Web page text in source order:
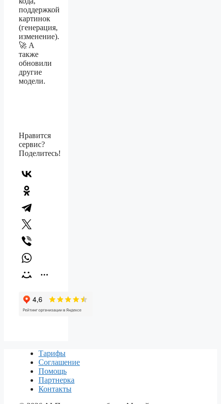
поддержкой
картинок
(генерация,
изменение).
🚀 А
также
обновили
другие
модели.
Нравится
сервис?
Поделитесь!
Тарифы
Соглашение
Помощь
Партнерка
Контакты